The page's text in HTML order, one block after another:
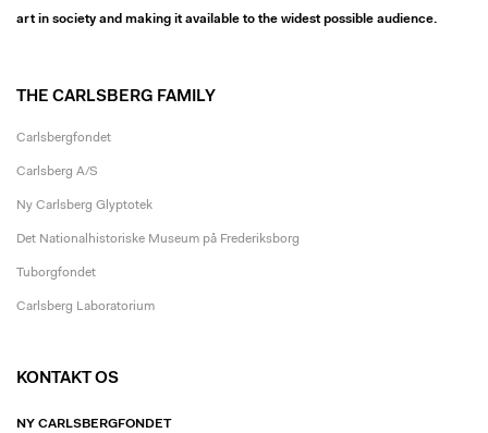
art in society and making it available to the widest possible audience.
THE CARLSBERG FAMILY
Carlsbergfondet
Carlsberg A/S
Ny Carlsberg Glyptotek
Det Nationalhistoriske Museum på Frederiksborg
Tuborgfondet
Carlsberg Laboratorium
KONTAKT OS
NY CARLSBERGFONDET